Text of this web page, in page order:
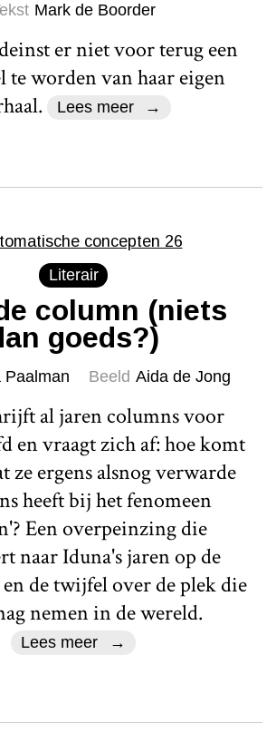
Mark de Boorder
er niet voor terug een
te worden van haar eigen
Lees meer
Literair
column (niets
goeds?)
Paalman Beeld Aida de Jong
al jaren columns voor
en vraagt zich af: hoe komt
ze ergens alsnog verwarde
heeft bij het fenomeen
Een overpeinzing die
naar Iduna's jaren op de
de twijfel over de plek die
nemen in de wereld.
Lees meer